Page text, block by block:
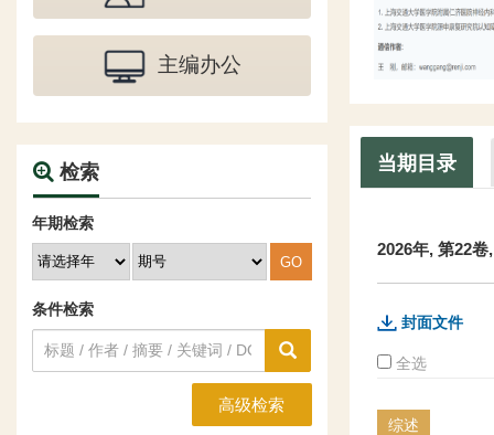
主编办公
检索
年期检索
条件检索
高级检索
当期目录
2026年, 第22
封面文件
全选
综述